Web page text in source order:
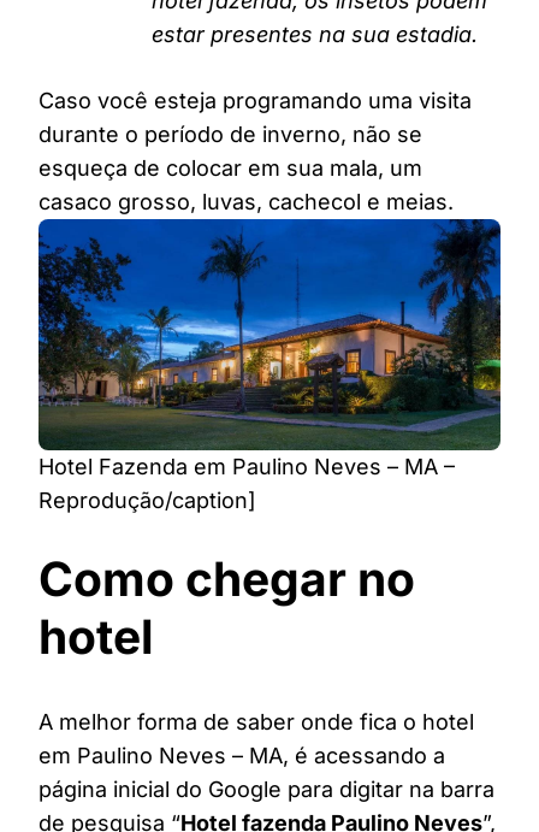
estar presentes na sua estadia.
Caso você esteja programando uma visita
durante o período de inverno, não se
esqueça de colocar em sua mala, um
casaco grosso, luvas, cachecol e meias.
Hotel Fazenda em Paulino Neves – MA –
Reprodução/caption]
Como chegar no
hotel
A melhor forma de saber onde fica o hotel
em Paulino Neves – MA, é acessando a
página inicial do Google para digitar na barra
de pesquisa “Hotel fazenda Paulino Neves”,